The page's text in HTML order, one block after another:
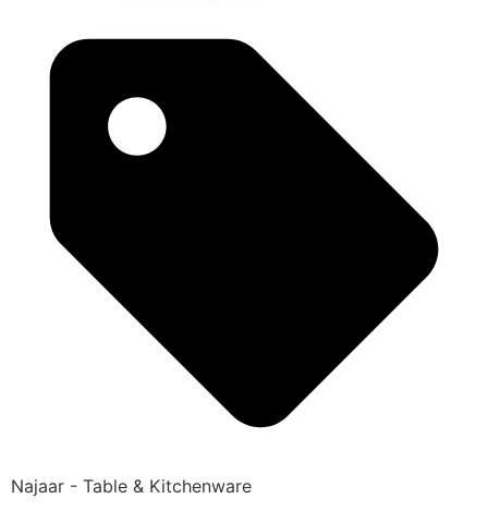
Najaar - Table & Kitchenware